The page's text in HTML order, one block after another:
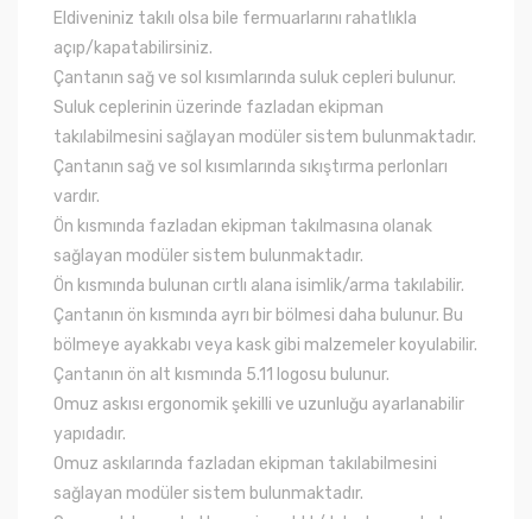
Eldiveniniz takılı olsa bile fermuarlarını rahatlıkla
açıp/kapatabilirsiniz.
Çantanın sağ ve sol kısımlarında suluk cepleri bulunur.
Suluk ceplerinin üzerinde fazladan ekipman
takılabilmesini sağlayan modüler sistem bulunmaktadır.
Çantanın sağ ve sol kısımlarında sıkıştırma perlonları
vardır.
Ön kısmında fazladan ekipman takılmasına olanak
sağlayan modüler sistem bulunmaktadır.
Ön kısmında bulunan cırtlı alana isimlik/arma takılabilir.
Çantanın ön kısmında ayrı bir bölmesi daha bulunur. Bu
bölmeye ayakkabı veya kask gibi malzemeler koyulabilir.
Çantanın ön alt kısmında 5.11 logosu bulunur.
Omuz askısı ergonomik şekilli ve uzunluğu ayarlanabilir
yapıdadır.
Omuz askılarında fazladan ekipman takılabilmesini
sağlayan modüler sistem bulunmaktadır.